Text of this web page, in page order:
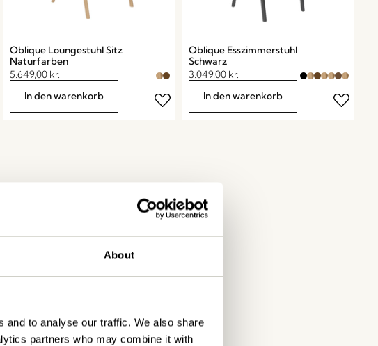
About
and to analyse our traffic. We also share
partners who may combine it with
Oblique Loungestuhl Sitz
Naturfarben
5.649,00 kr.
In den warenkorb
Oblique Esszimmerstuhl
Schwarz
3.049,00 kr.
In den warenkorb